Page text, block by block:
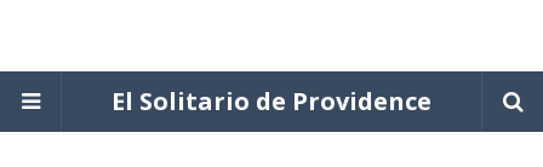
El Solitario de Providence